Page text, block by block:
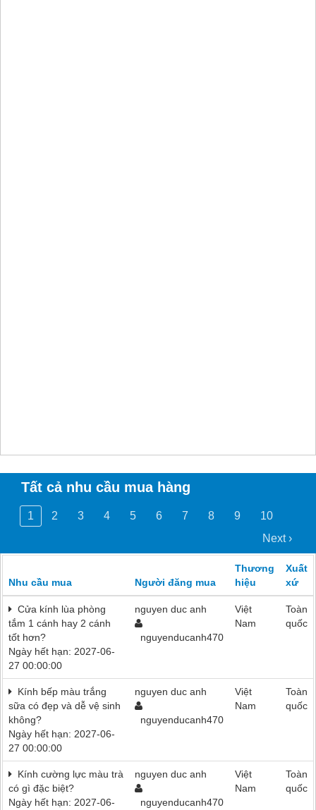
Tất cả nhu cầu mua hàng
1 2 3 4 5 6 7 8 9
10
Next ›
Nhu cầu mua Người đăng mua
Thương
hiệu
Xuất
xứ
Cửa kính lùa phòng
tắm 1 cánh hay 2 cánh
tốt hơn?
Ngày hết hạn: 2027-06-
27 00:00:00
nguyen duc anh
nguyenducanh470
Việt
Nam
Toàn
quốc
Kính bếp màu trắng
sữa có đẹp và dễ vệ sinh
không?
Ngày hết hạn: 2027-06-
27 00:00:00
nguyen duc anh
nguyenducanh470
Việt
Nam
Toàn
quốc
Kính cường lực màu trà
có gì đặc biệt?
Ngày hết hạn: 2027-06-
nguyen duc anh
nguyenducanh470
Việt
Nam
Toàn
quốc